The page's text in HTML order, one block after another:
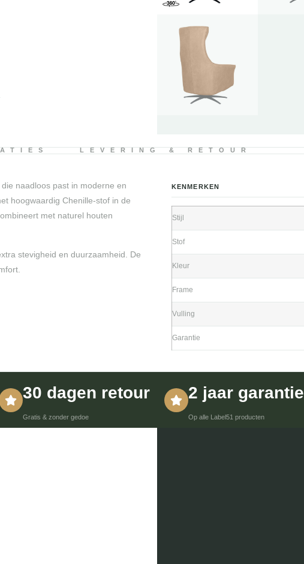
LEVERING & RETOUR
naadloos past in moderne en
hoogwaardig Chenille-stof in de
met naturel houten
stevigheid en duurzaamheid. De
KENMERKEN
Stijl
Stof
Kleur
Frame
Vulling
Garantie
30 dagen retour
Gratis & zonder gedoe
2 jaar garantie
Op alle Label51 producten